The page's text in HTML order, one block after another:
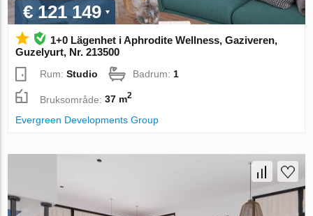
€ 121 149
1+0 Lägenhet i Aphrodite Wellness, Gaziveren,
Guzelyurt, Nr. 213500
Rum:Studio Badrum: 1
Bruksområde:37 m2
Evergreen Developments Group